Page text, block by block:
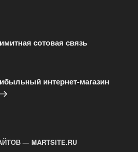
сотовая связь
интернет-магазин
— MARTSITE.RU